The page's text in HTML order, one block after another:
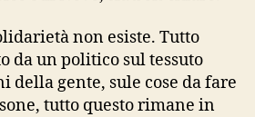
non esiste. Tutto
da un politico sul tessuto
della gente, sule cose da fare
tutto questo rimane in